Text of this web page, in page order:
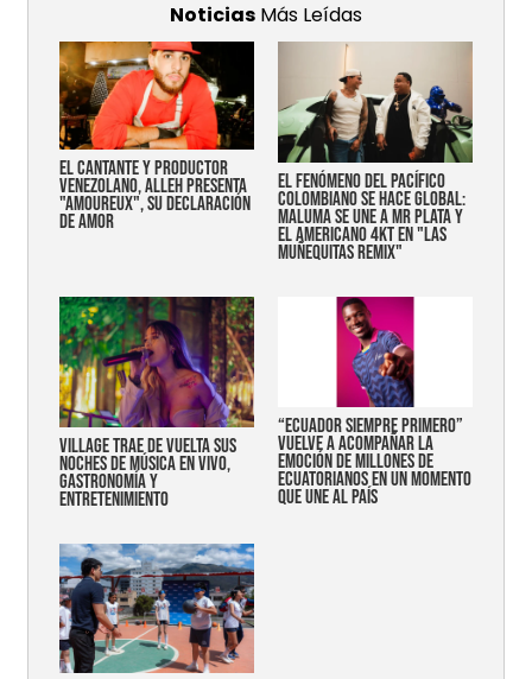
Noticias Más Leídas
EL CANTANTE Y PRODUCTOR
VENEZOLANO, ALLEH PRESENTA
"AMOUREUX", SU DECLARACIÓN
DE AMOR
EL FENÓMENO DEL PACÍFICO
COLOMBIANO SE HACE GLOBAL:
MALUMA SE UNE A MR PLATA Y
EL AMERICANO 4KT EN "LAS
MUÑEQUITAS REMIX"
Village trae de vuelta sus
noches de música en vivo,
gastronomía y
entretenimiento
“Ecuador siempre primero”
vuelve a acompañar la
emoción de millones de
ecuatorianos en un momento
que une al país